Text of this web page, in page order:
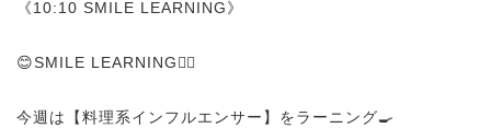
《10:10 SMILE LEARNING》
😊SMILE LEARNING✍🏻
今週は【料理系インフルエンサー】をラーニング🍳